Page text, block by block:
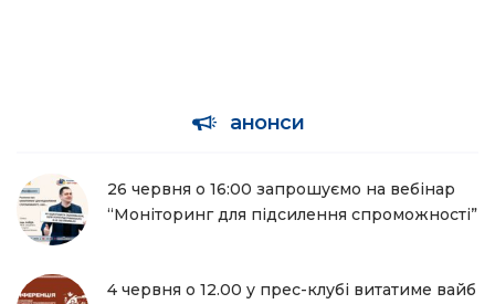
анонси
26 червня о 16:00 запрошуємо на вебінар
“Моніторинг для підсилення спроможності”
4 червня о 12.00 у прес-клубі витатиме вайб